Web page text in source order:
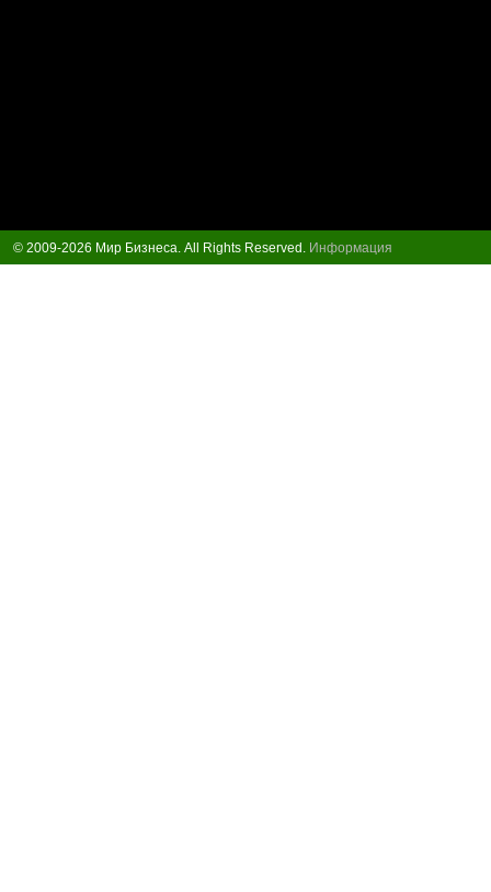
© 2009-2026 Мир Бизнеса. All Rights Reserved. Информация